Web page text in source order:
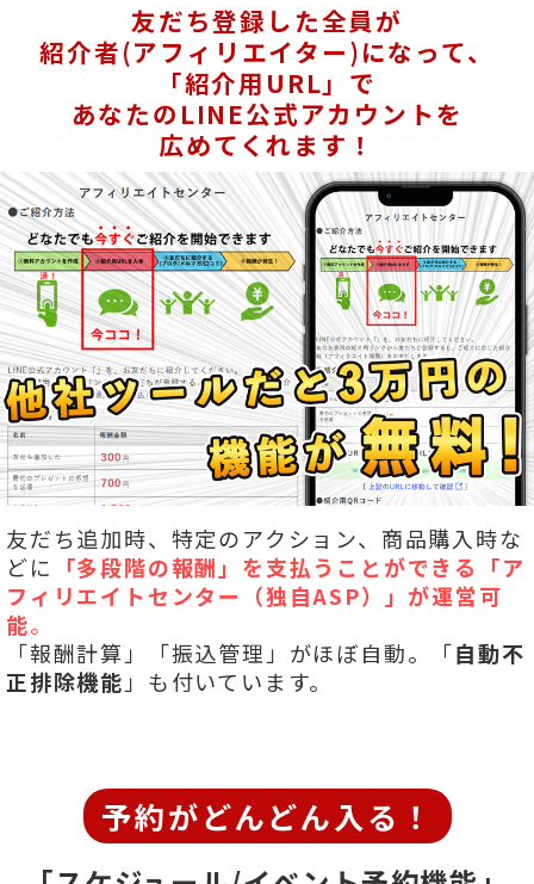
友だち登録した全員が
紹介者(アフィリエイター)になって、
「紹介用URL」で
あなたのLINE公式アカウントを
広めてくれます！
友だち追加時、特定のアクション、商品購入時な
どに 「多段階の報酬」を支払うことができる「ア
フィリエイトセンター（独自ASP）」が運営可
能。
「報酬計算」「振込管理」がほぼ自動。「自動不
正排除機能 」も付いています。
予約がどんどん入る！